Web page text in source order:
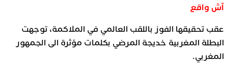
آش واقع
عقب تحقيقها الفوز باللقب العالمي في الملاكمة، توجهت
البطلة المغربية خديجة المرضي بكلمات مؤثرة الى الجمهور
المغربي.